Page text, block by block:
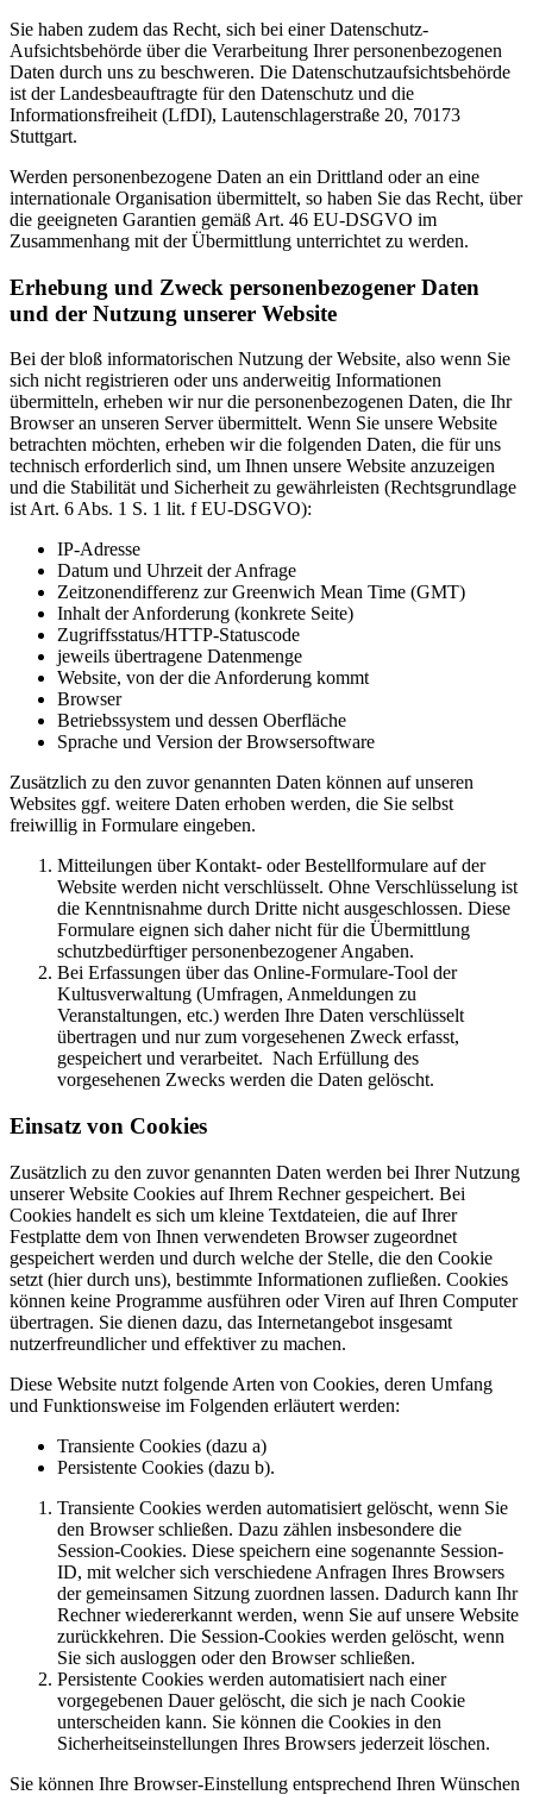
Sie haben zudem das Recht, sich bei einer Datenschutz-
Aufsichtsbehörde über die Verarbeitung Ihrer personenbezogenen
Daten durch uns zu beschweren. Die Datenschutzaufsichtsbehörde
ist der Landesbeauftragte für den Datenschutz und die
Informationsfreiheit (LfDI), Lautenschlagerstraße 20, 70173
Stuttgart.
Werden personenbezogene Daten an ein Drittland oder an eine
internationale Organisation übermittelt, so haben Sie das Recht, über
die geeigneten Garantien gemäß Art. 46 EU-DSGVO im
Zusammenhang mit der Übermittlung unterrichtet zu werden.
Erhebung und Zweck personenbezogener Daten
und der Nutzung unserer Website
Bei der bloß informatorischen Nutzung der Website, also wenn Sie
sich nicht registrieren oder uns anderweitig Informationen
übermitteln, erheben wir nur die personenbezogenen Daten, die Ihr
Browser an unseren Server übermittelt. Wenn Sie unsere Website
betrachten möchten, erheben wir die folgenden Daten, die für uns
technisch erforderlich sind, um Ihnen unsere Website anzuzeigen
und die Stabilität und Sicherheit zu gewährleisten (Rechtsgrundlage
ist Art. 6 Abs. 1 S. 1 lit. f EU-DSGVO):
IP-Adresse
Datum und Uhrzeit der Anfrage
Zeitzonendifferenz zur Greenwich Mean Time (GMT)
Inhalt der Anforderung (konkrete Seite)
Zugriffsstatus/HTTP-Statuscode
jeweils übertragene Datenmenge
Website, von der die Anforderung kommt
Browser
Betriebssystem und dessen Oberfläche
Sprache und Version der Browsersoftware
Zusätzlich zu den zuvor genannten Daten können auf unseren
Websites ggf. weitere Daten erhoben werden, die Sie selbst
freiwillig in Formulare eingeben.
Mitteilungen über Kontakt- oder Bestellformulare auf der
Website werden nicht verschlüsselt. Ohne Verschlüsselung ist
die Kenntnisnahme durch Dritte nicht ausgeschlossen. Diese
Formulare eignen sich daher nicht für die Übermittlung
schutzbedürftiger personenbezogener Angaben.
Bei Erfassungen über das Online-Formulare-Tool der
Kultusverwaltung (Umfragen, Anmeldungen zu
Veranstaltungen, etc.) werden Ihre Daten verschlüsselt
übertragen und nur zum vorgesehenen Zweck erfasst,
gespeichert und verarbeitet. Nach Erfüllung des
vorgesehenen Zwecks werden die Daten gelöscht.
Einsatz von Cookies
Zusätzlich zu den zuvor genannten Daten werden bei Ihrer Nutzung
unserer Website Cookies auf Ihrem Rechner gespeichert. Bei
Cookies handelt es sich um kleine Textdateien, die auf Ihrer
Festplatte dem von Ihnen verwendeten Browser zugeordnet
gespeichert werden und durch welche der Stelle, die den Cookie
setzt (hier durch uns), bestimmte Informationen zufließen. Cookies
können keine Programme ausführen oder Viren auf Ihren Computer
übertragen. Sie dienen dazu, das Internetangebot insgesamt
nutzerfreundlicher und effektiver zu machen.
Diese Website nutzt folgende Arten von Cookies, deren Umfang
und Funktionsweise im Folgenden erläutert werden:
Transiente Cookies (dazu a)
Persistente Cookies (dazu b).
Transiente Cookies werden automatisiert gelöscht, wenn Sie
den Browser schließen. Dazu zählen insbesondere die
Session-Cookies. Diese speichern eine sogenannte Session-
ID, mit welcher sich verschiedene Anfragen Ihres Browsers
der gemeinsamen Sitzung zuordnen lassen. Dadurch kann Ihr
Rechner wiedererkannt werden, wenn Sie auf unsere Website
zurückkehren. Die Session-Cookies werden gelöscht, wenn
Sie sich ausloggen oder den Browser schließen.
Persistente Cookies werden automatisiert nach einer
vorgegebenen Dauer gelöscht, die sich je nach Cookie
unterscheiden kann. Sie können die Cookies in den
Sicherheitseinstellungen Ihres Browsers jederzeit löschen.
Sie können Ihre Browser-Einstellung entsprechend Ihren Wünschen